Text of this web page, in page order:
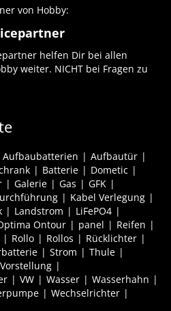
von Hobby:
helfen Dir bei allen
weiter. NICHT bei Fragen zu
Aufbaubatterien
Aufbautür
Batterie
Dometic
Galerie Gas
GFK
Kabel Verlegung
Landstrom
LiFePO4
Ontour panel
Reifen
Rollo Rollos
Rücklichter
Strom
Thule
Vorstellung
VW Wasser
Wasserhahn
Wechselrichter